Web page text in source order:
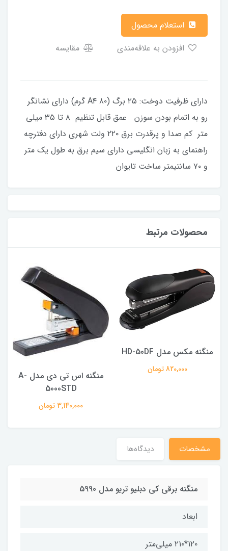
مقایسه
دارای ظرفیت دوخت: ۲۵ برگ (A۴ ۸۰ گرم) دارای نشانگر
رو به اتمام بودن سوزن عمق قابل تنظیم ۸ تا ۳۵ میلی
متر کم صدا و پرقدرت برق ۲۲۰ ولت شهری دارای دفترچه
راهنمای به زبان انگلیسی دارای سیم برق به طول یک متر
و ۷۰ سانتیمتر ساخت تایوان
محصولات مرتبط
منگنه مکس مدل HD-50DF
820,000 تومان
منگنه اس تی دی مدل A-
5000STD
3,140,000 تومان
مشخصات دیدگاه‌ها
منگنه برقی کی دبلیو تریو مدل 5990
ابعاد
۱۲۰*۲۱۰ میلی‌متر